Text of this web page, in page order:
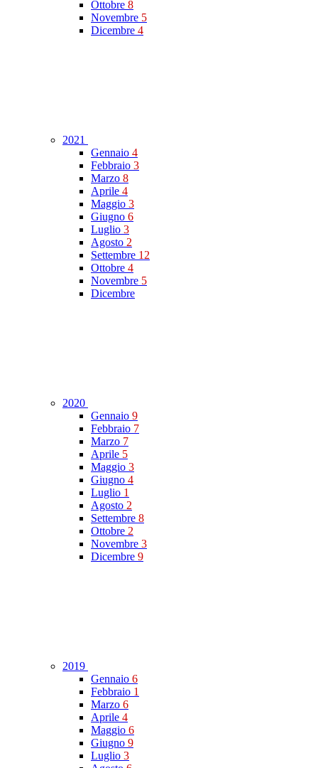
Ottobre 8
Novembre 5
Dicembre 4
2021
Gennaio 4
Febbraio 3
Marzo 8
Aprile 4
Maggio 3
Giugno 6
Luglio 3
Agosto 2
Settembre 12
Ottobre 4
Novembre 5
Dicembre
2020
Gennaio 9
Febbraio 7
Marzo 7
Aprile 5
Maggio 3
Giugno 4
Luglio 1
Agosto 2
Settembre 8
Ottobre 2
Novembre 3
Dicembre 9
2019
Gennaio 6
Febbraio 1
Marzo 6
Aprile 4
Maggio 6
Giugno 9
Luglio 3